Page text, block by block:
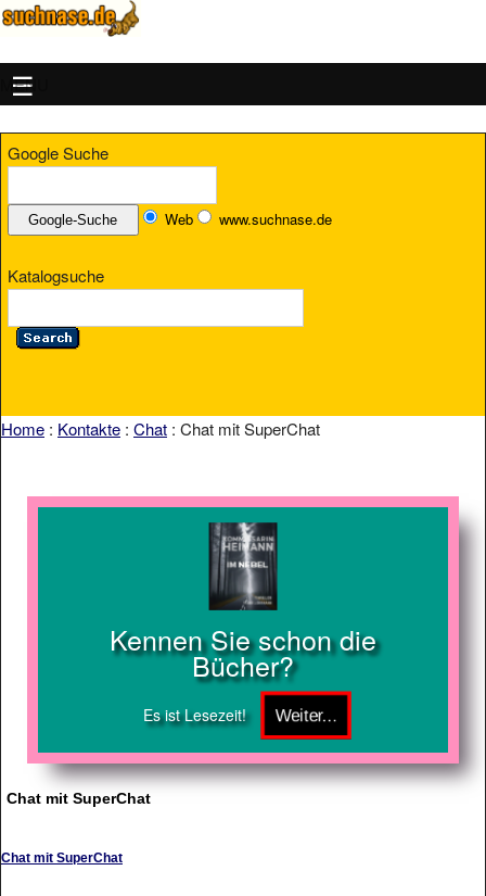
MENU
Google Suche
Web www.suchnase.de
Katalogsuche
Home : Kontakte : Chat : Chat mit SuperChat
Kennen Sie schon die
Bücher?
Es ist Lesezeit!
Chat mit SuperChat
Chat mit SuperChat